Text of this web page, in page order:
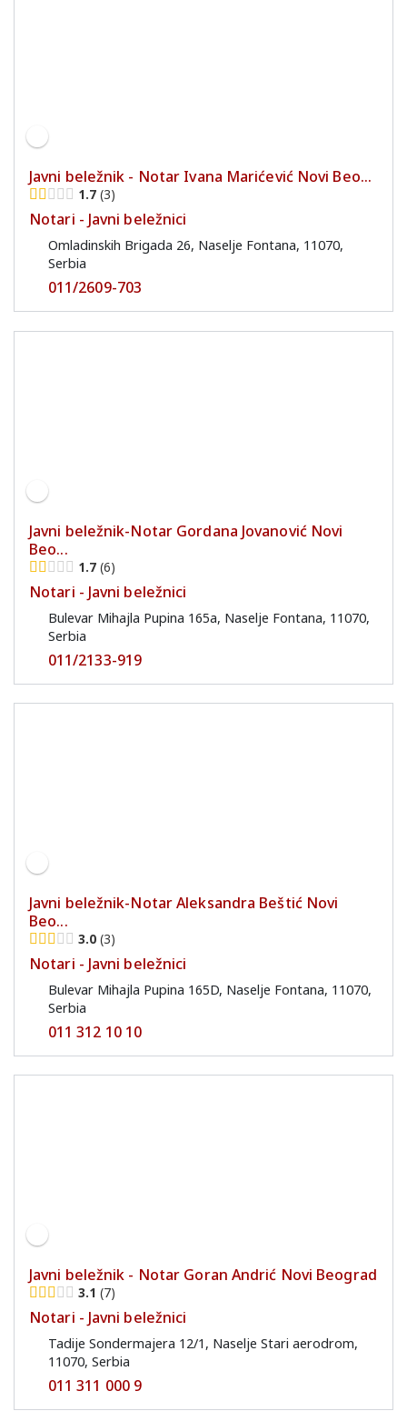
Javni beležnik - Notar Ivana Marićević Novi Beo...
1.7 3
Notari - Javni beležnici
Omladinskih Brigada 26, Naselje Fontana, 11070,
Serbia
011/2609-703
Javni beležnik-Notar Gordana Jovanović Novi
Beo...
1.7 6
Notari - Javni beležnici
Bulevar Mihajla Pupina 165a, Naselje Fontana, 11070,
Serbia
011/2133-919
Javni beležnik-Notar Aleksandra Beštić Novi
Beo...
3.0 3
Notari - Javni beležnici
Bulevar Mihajla Pupina 165D, Naselje Fontana, 11070,
Serbia
011 312 10 10
Javni beležnik - Notar Goran Andrić Novi Beograd
3.1 7
Notari - Javni beležnici
Tadije Sondermajera 12/1, Naselje Stari aerodrom,
11070, Serbia
011 311 000 9